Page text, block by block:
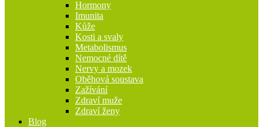
Hormony
Imunita
Kůže
Kosti a svaly
Metabolismus
Nemocné dítě
Nervy a mozek
Oběhová soustava
Zažívání
Zdraví muže
Zdraví ženy
Blog